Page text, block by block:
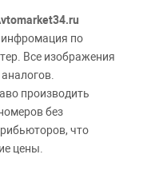
инфромация по
Все изображения
производить
без
что
цены.